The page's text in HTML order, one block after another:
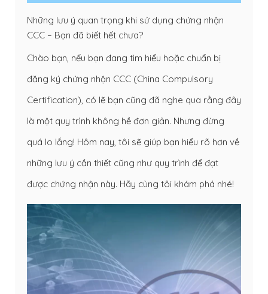
Những lưu ý quan trọng khi sử dụng chứng nhận
CCC – Bạn đã biết hết chưa?
Chào bạn, nếu bạn đang tìm hiểu hoặc chuẩn bị
đăng ký chứng nhận CCC (China Compulsory
Certification), có lẽ bạn cũng đã nghe qua rằng đây
là một quy trình không hề đơn giản. Nhưng đừng
quá lo lắng! Hôm nay, tôi sẽ giúp bạn hiểu rõ hơn về
những lưu ý cần thiết cũng như quy trình để đạt
được chứng nhận này. Hãy cùng tôi khám phá nhé!